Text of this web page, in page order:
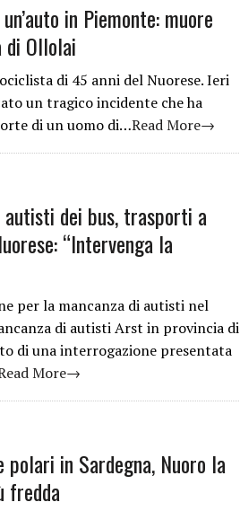
in Piemonte: muore
Ollolai
di 45 anni del Nuorese. Ieri
un tragico incidente che ha
di un uomo di…Read More→
autisti dei bus, trasporti a
“Intervenga la
per la mancanza di autisti nel
di autisti Arst in provincia di
di una interrogazione presentata
More→
polari in Sardegna, Nuoro la
fredda